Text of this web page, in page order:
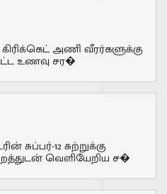
அணி வீரர்களுக்கு
உணவு சர�
12 சுற்றுக்கு
வெளியேறிய ச�